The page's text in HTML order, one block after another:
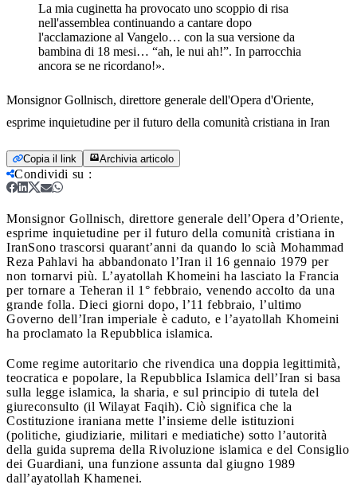
La mia cuginetta ha provocato uno scoppio di risa
nell'assemblea continuando a cantare dopo
l'acclamazione al Vangelo… con la sua versione da
bambina di 18 mesi… “ah, le nui ah!”. In parrocchia
ancora se ne ricordano!».
Monsignor Gollnisch, direttore generale dell'Opera d'Oriente,
esprime inquietudine per il futuro della comunità cristiana in Iran
Copia il link Archivia articolo
Condividi su :
Monsignor Gollnisch, direttore generale dell’Opera d’Oriente,
esprime inquietudine per il futuro della comunità cristiana in
IranSono trascorsi quarant’anni da quando lo scià Mohammad
Reza Pahlavi ha abbandonato l’Iran il 16 gennaio 1979 per
non tornarvi più. L’ayatollah Khomeini ha lasciato la Francia
per tornare a Teheran il 1° febbraio, venendo accolto da una
grande folla. Dieci giorni dopo, l’11 febbraio, l’ultimo
Governo dell’Iran imperiale è caduto, e l’ayatollah Khomeini
ha proclamato la Repubblica islamica.
Come regime autoritario che rivendica una doppia legittimità,
teocratica e popolare, la Repubblica Islamica dell’Iran si basa
sulla legge islamica, la sharia, e sul principio di tutela del
giureconsulto (il Wilayat Faqih). Ciò significa che la
Costituzione iraniana mette l’insieme delle istituzioni
(politiche, giudiziarie, militari e mediatiche) sotto l’autorità
della guida suprema della Rivoluzione islamica e del Consiglio
dei Guardiani, una funzione assunta dal giugno 1989
dall’ayatollah Khamenei.